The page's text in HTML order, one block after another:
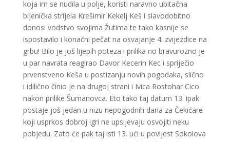
koja im se nudila u polje, koristi naravno ubitačna
bijenička strijela Krešimir Kekelj Keš i slavodobitno
donosi vodstvo svojima Žutima te tako kasnije se
ispostavilo i konačni pečat na osvajanje 4. zvijezdice na
grbu! Bilo je još lijepih poteza i prilika no bravurozno je
u par navrata reagirao Davor Kecerin Kec i spriječio
prvenstveno Keša u postizanju novih pogodaka, slično
i idilično činio je na drugoj strani i Ivica Rostohar Cico
nakon prilike Šumanovca. Eto tako taj datum 13. ipak
postaje još jedan u nizu nepogodnih dana za Čekićare
koji usprkos dobroj igri ne upsijevaju osvojiti neku
pobjedu. Zato će pak taj isti 13. ući u povijest Sokolova